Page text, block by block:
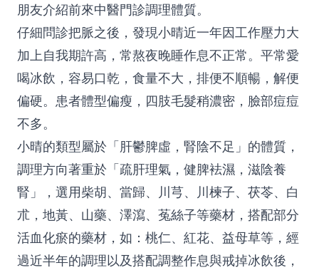
朋友介紹前來中醫門診調理體質。
仔細問診把脈之後，發現小晴近一年因工作壓力大
加上自我期許高，常熬夜晚睡作息不正常。平常愛
喝冰飲，容易口乾，食量不大，排便不順暢，解便
偏硬。患者體型偏瘦，四肢毛髮稍濃密，臉部痘痘
不多。
小晴的類型屬於「肝鬱脾虛，腎陰不足」的體質，
調理方向著重於「疏肝理氣，健脾袪濕，滋陰養
腎」，選用柴胡、當歸、川芎、川楝子、茯苓、白
朮，地黃、山藥、澤瀉、菟絲子等藥材，搭配部分
活血化瘀的藥材，如：桃仁、紅花、益母草等，經
過近半年的調理以及搭配調整作息與戒掉冰飲後，